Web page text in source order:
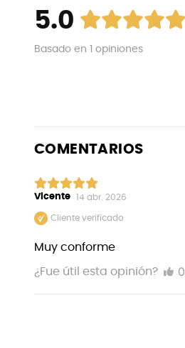
5.0
Basado en opiniones
COMENTARIOS
Vicente 14 abr. 2026
Cliente verificado
Muy conforme
¿Fue útil esta opinión? 0